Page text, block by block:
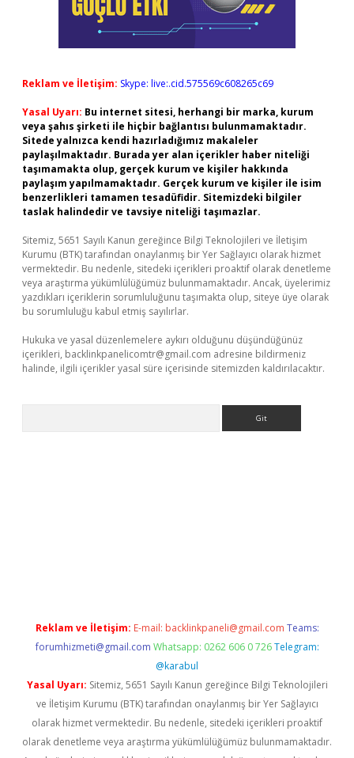
Reklam ve İletişim: Skype: live:.cid.575569c608265c69
Yasal Uyarı: Bu internet sitesi, herhangi bir marka, kurum
veya şahıs şirketi ile hiçbir bağlantısı bulunmamaktadır.
Sitede yalnızca kendi hazırladığımız makaleler
paylaşılmaktadır. Burada yer alan içerikler haber niteliği
taşımamakta olup, gerçek kurum ve kişiler hakkında
paylaşım yapılmamaktadır. Gerçek kurum ve kişiler ile isim
benzerlikleri tamamen tesadüfidir. Sitemizdeki bilgiler
taslak halindedir ve tavsiye niteliği taşımazlar.
Sitemiz, 5651 Sayılı Kanun gereğince Bilgi Teknolojileri ve İletişim
Kurumu (BTK) tarafından onaylanmış bir Yer Sağlayıcı olarak hizmet
vermektedir. Bu nedenle, sitedeki içerikleri proaktif olarak denetleme
veya araştırma yükümlülüğümüz bulunmamaktadır. Ancak, üyelerimiz
yazdıkları içeriklerin sorumluluğunu taşımakta olup, siteye üye olarak
bu sorumluluğu kabul etmiş sayılırlar.
Hukuka ve yasal düzenlemelere aykırı olduğunu düşündüğünüz
içerikleri, backlinkpanelicomtr@gmail.com adresine bildirmeniz
halinde, ilgili içerikler yasal süre içerisinde sitemizden kaldırılacaktır.
Reklam ve İletişim: E-mail: backlinkpaneli@gmail.com Teams:
forumhizmeti@gmail.com Whatsapp: 0262 606 0 726 Telegram:
@karabul
Yasal Uyarı: Sitemiz, 5651 Sayılı Kanun gereğince Bilgi Teknolojileri
ve İletişim Kurumu (BTK) tarafından onaylanmış bir Yer Sağlayıcı
olarak hizmet vermektedir. Bu nedenle, sitedeki içerikleri proaktif
olarak denetleme veya araştırma yükümlülüğümüz bulunmamaktadır.